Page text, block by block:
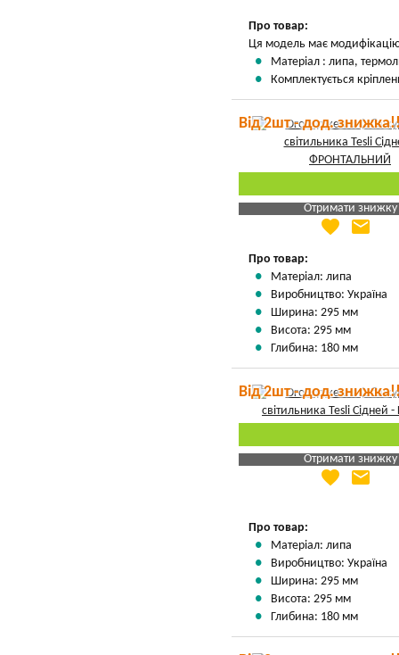
Про товар:
Ця модель має
Матеріал : липа,
Комплектується
Від 2шт - дод.
Отримати знижку
Яка Ваша ціна
favorite email
Про товар:
Матеріал: липа
Виробництво: Україна
Ширина: 295 мм
Висота: 295 мм
Глибина: 180 мм
Від 2шт - дод.
Отримати знижку
Яка Ваша ціна
favorite email
Про товар:
Матеріал: липа
Виробництво: Україна
Ширина: 295 мм
Висота: 295 мм
Глибина: 180 мм